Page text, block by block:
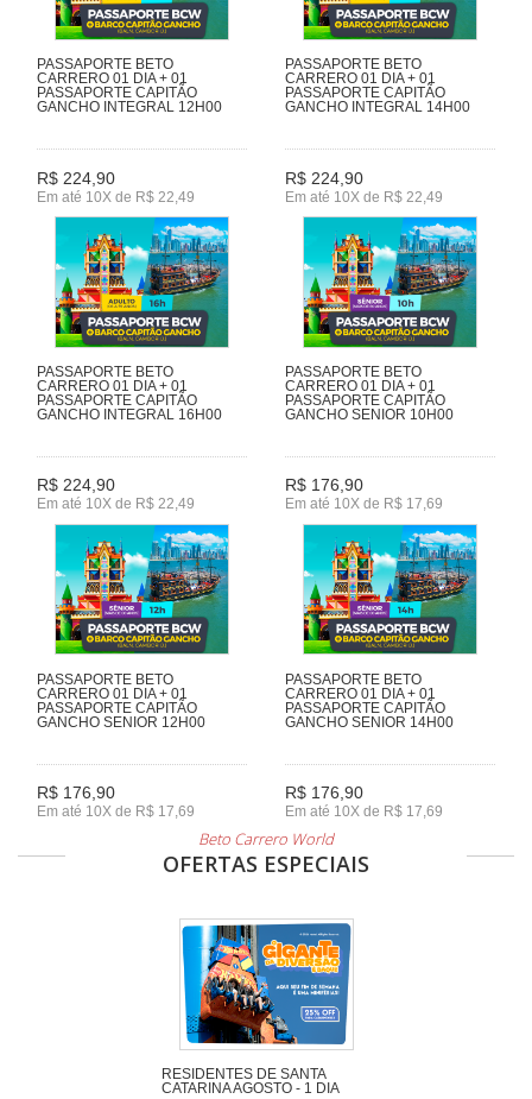
PASSAPORTE BETO
CARRERO 01 DIA + 01
PASSAPORTE CAPITÃO
GANCHO INTEGRAL 12H00
R$ 224,90
Em até 10X de R$ 22,49
PASSAPORTE BETO
CARRERO 01 DIA + 01
PASSAPORTE CAPITÃO
GANCHO INTEGRAL 14H00
R$ 224,90
Em até 10X de R$ 22,49
PASSAPORTE BETO
CARRERO 01 DIA + 01
PASSAPORTE CAPITÃO
GANCHO INTEGRAL 16H00
R$ 224,90
Em até 10X de R$ 22,49
PASSAPORTE BETO
CARRERO 01 DIA + 01
PASSAPORTE CAPITÃO
GANCHO SENIOR 10H00
R$ 176,90
Em até 10X de R$ 17,69
PASSAPORTE BETO
CARRERO 01 DIA + 01
PASSAPORTE CAPITÃO
GANCHO SENIOR 12H00
R$ 176,90
Em até 10X de R$ 17,69
PASSAPORTE BETO
CARRERO 01 DIA + 01
PASSAPORTE CAPITÃO
GANCHO SENIOR 14H00
R$ 176,90
Em até 10X de R$ 17,69
Beto Carrero World
OFERTAS ESPECIAIS
RESIDENTES DE SANTA
CATARINA AGOSTO - 1 DIA